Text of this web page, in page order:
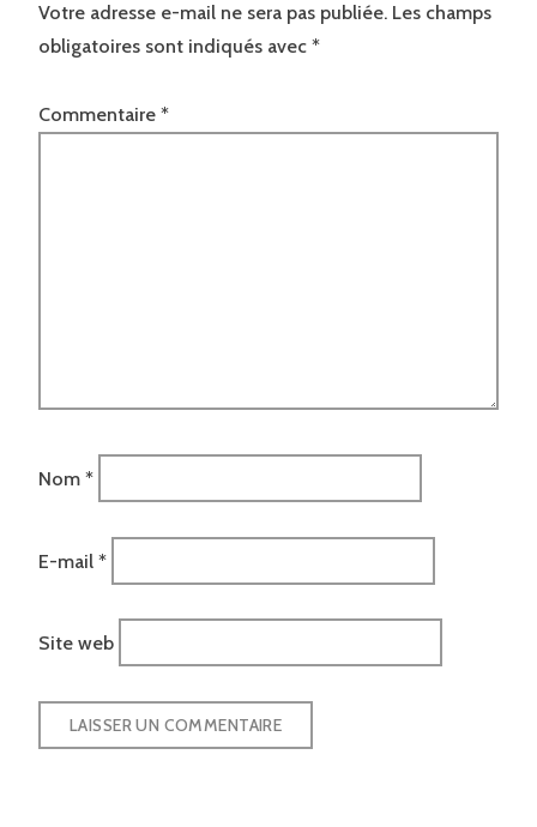
Votre adresse e-mail ne sera pas publiée. Les champs
obligatoires sont indiqués avec *
Commentaire *
Nom *
E-mail *
Site web